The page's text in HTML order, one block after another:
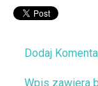
Dodaj
Wpis zawiera